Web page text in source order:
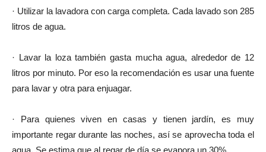
· Utilizar la lavadora con carga completa. Cada lavado son 285
litros de agua.
· Lavar la loza también gasta mucha agua, alrededor de 12
litros por minuto. Por eso la recomendación es usar una fuente
para lavar y otra para enjuagar.
· Para quienes viven en casas y tienen jardín, es muy
importante regar durante las noches, así se aprovecha toda el